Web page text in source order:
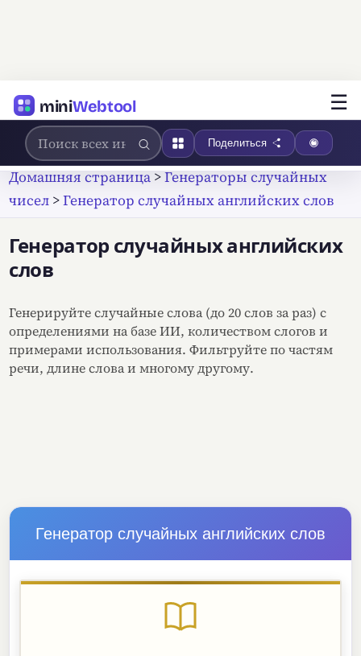
miniWebtool ☰
Поделиться
Домашняя страница>Генераторы случайных
чисел >Генератор случайных английских слов
Генератор случайных английских
слов
Генерируйте случайные слова (до 20 слов за раз) с
определениями на базе ИИ, количеством слогов и
примерами использования. Фильтруйте по частям
речи, длине слова и многому другому.
Генератор случайных английских слов